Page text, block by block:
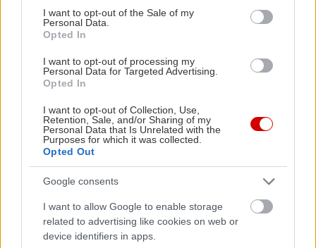
consent section.
I want to opt-out of the Sale of my
Personal Data.
Opted In
I want to opt-out of processing my
Personal Data for Targeted Advertising.
Opted In
I want to opt-out of Collection, Use,
Retention, Sale, and/or Sharing of my
Personal Data that Is Unrelated with the
Purposes for which it was collected.
Opted Out
Google consents
I want to allow Google to enable storage
related to advertising like cookies on web or
device identifiers in apps.